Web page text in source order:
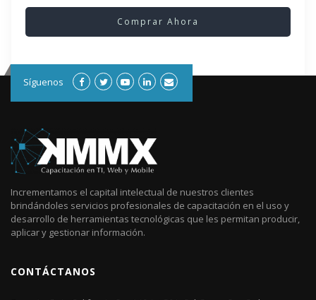
Comprar Ahora
Síguenos
Incrementamos el capital intelectual de nuestros clientes
brindándoles servicios profesionales de capacitación en el uso y
desarrollo de herramientas tecnológicas que les permitan producir,
aplicar y gestionar información.
CONTÁCTANOS